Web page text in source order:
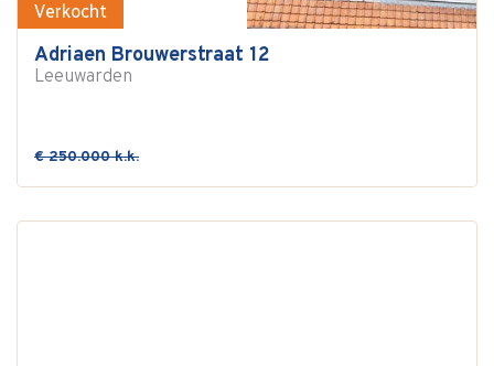
Verkocht
Adriaen Brouwerstraat 12
Leeuwarden
€ 250.000 k.k.